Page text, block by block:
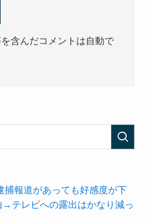
含んだコメントは自動で
捕報道があっても好感度が下
→テレビへの露出はかなり減っ